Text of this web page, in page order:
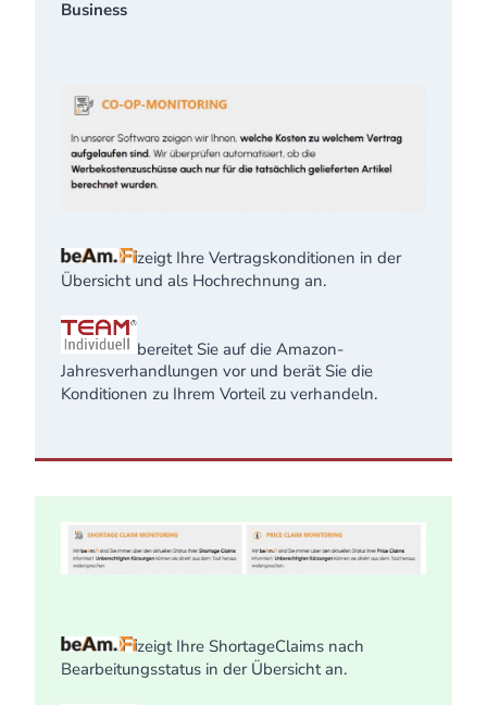
Business
zeigt Ihre Vertragskonditionen in der
Übersicht und als Hochrechnung an.
bereitet Sie auf die Amazon-
Jahresverhandlungen vor und berät Sie die
Konditionen zu Ihrem Vorteil zu verhandeln.
zeigt Ihre ShortageClaims nach
Bearbeitungsstatus in der Übersicht an.